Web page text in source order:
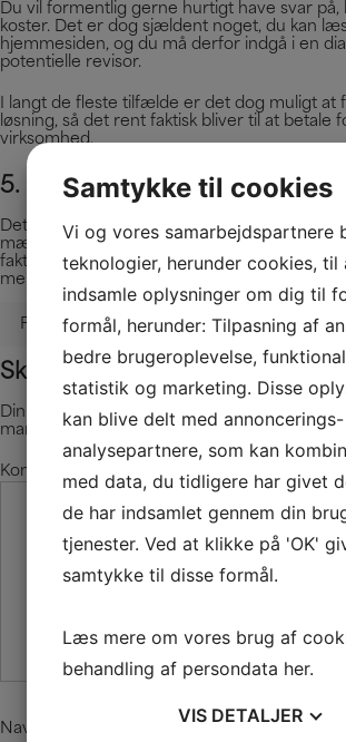
Du vil formentlig gerne hurtigt have svar på,
koster. Det er dog sjældent noget, du kan
hjemmesiden, og du må derfor indgå i en
potentielle revisor.
I langt de fleste tilfælde er det dog muligt at
løsning, så det rent faktisk bliver til at betale
virksomhed.
5. Er der god kemi mellem jer?
Det kan måske virke irrelevant lige nu, men
mærke ved første samtale, om det er en
faktisk kan samarbejde med. Find revisor,
mellem jer, da det vil give et meget bedre
Indlægsnavigation
Forrige indlæg
Skriv et svar
Din e-mailadresse vil ikke blive publiceret.
markeret med*
Kommentar*
Navn
Samtykke til cookies
Vi og vores samarbejdspartnere
teknologier, herunder cookies, til
indsamle oplysninger om dig til
formål, herunder: Tilpasning af
bedre brugeroplevelse,
statistik og marketing. Disse
kan blive delt med
analysepartnere, som kan
med data, du tidligere har givet
de har indsamlet gennem din
tjenester. Ved at klikke på 'OK'
samtykke til disse formål.
Læs mere om vores brug af
behandling af persondata her.
VIS DETALJER